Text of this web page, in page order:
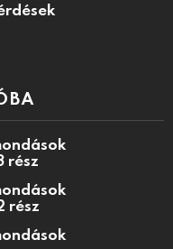
rész
rész